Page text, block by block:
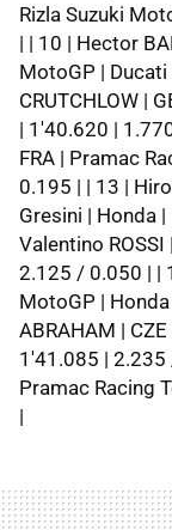
Rizla Suzuki
| | 10 | Hector
MotoGP |
CRUTCHLOW |
| 1'40.620 |
FRA | Pramac
0.195 | | 13 |
Gresini | Honda
Valentino
2.125 / 0.050 | |
MotoGP |
ABRAHAM |
1'41.085 | 2.235
Pramac Racing
|